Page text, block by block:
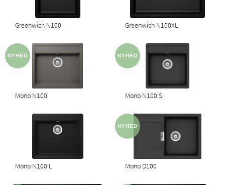
Greenwich N100 Greenwich N100XL
Mono N100 Mono N100 S
Mono N100 L Mono D100